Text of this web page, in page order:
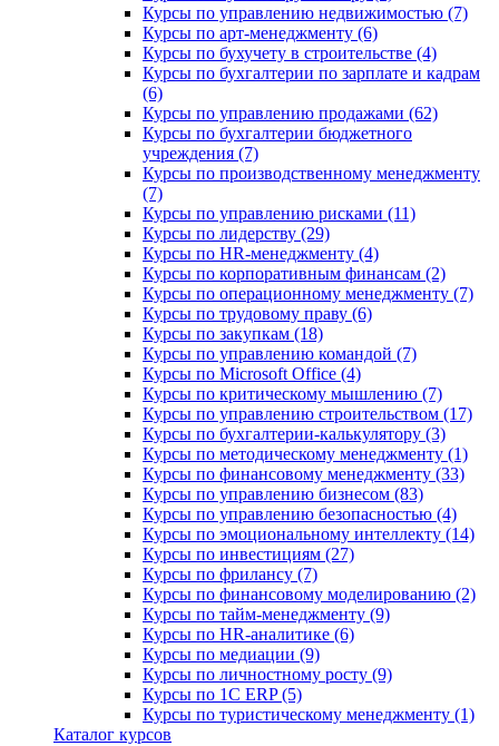
Курсы по управлению недвижимостью (7)
Курсы по арт-менеджменту (6)
Курсы по бухучету в строительстве (4)
Курсы по бухгалтерии по зарплате и кадрам
(6)
Курсы по управлению продажами (62)
Курсы по бухгалтерии бюджетного
учреждения (7)
Курсы по производственному менеджменту
(7)
Курсы по управлению рисками (11)
Курсы по лидерству (29)
Курсы по HR-менеджменту (4)
Курсы по корпоративным финансам (2)
Курсы по операционному менеджменту (7)
Курсы по трудовому праву (6)
Курсы по закупкам (18)
Курсы по управлению командой (7)
Курсы по Microsoft Office (4)
Курсы по критическому мышлению (7)
Курсы по управлению строительством (17)
Курсы по бухгалтерии-калькулятору (3)
Курсы по методическому менеджменту (1)
Курсы по финансовому менеджменту (33)
Курсы по управлению бизнесом (83)
Курсы по управлению безопасностью (4)
Курсы по эмоциональному интеллекту (14)
Курсы по инвестициям (27)
Курсы по фрилансу (7)
Курсы по финансовому моделированию (2)
Курсы по тайм-менеджменту (9)
Курсы по HR-аналитике (6)
Курсы по медиации (9)
Курсы по личностному росту (9)
Курсы по 1С ERP (5)
Курсы по туристическому менеджменту (1)
Каталог курсов